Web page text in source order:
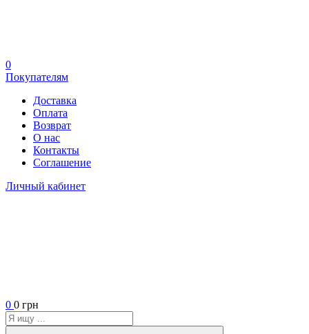
0
Покупателям
Доставка
Оплата
Возврат
О нас
Контакты
Соглашение
Личный кабинет
0 0 грн